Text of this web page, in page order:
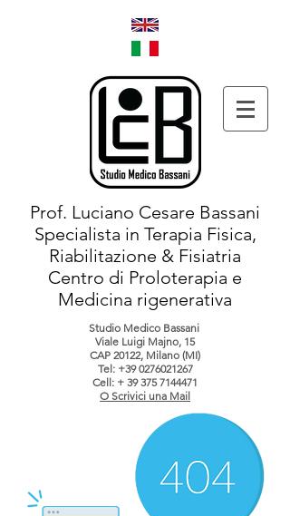
Prof. Luciano Cesare Bassani
Specialista in Terapia Fisica,
Riabilitazione & Fisiatria
Centro di Proloterapia e
Medicina rigenerativa
Studio Medico Bassani
Viale Luigi Majno, 15
CAP 20122, Milano (MI)
Tel: +39 0276021267
Cell: + 39 375 7144471
O Scrivici una Mail